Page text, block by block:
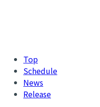
Top
Schedule
News
Release